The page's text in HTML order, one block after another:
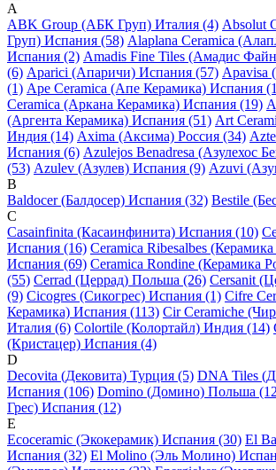
A
ABK Group (АБК Груп) Италия (4) Absolut
Груп) Испания (58) Alaplana Ceramica
Испания (2) Amadis Fine Tiles (Амадис
(6) Aparici (Апаричи) Испания (57) Apavisa
(1) Ape Ceramica (Апе Керамика) Испания
Ceramica (Аркана Керамика) Испания (19)
(Аргента Керамика) Испания (51) Art
Индия (14) Axima (Аксима) Россия (34)
Испания (6) Azulejos Benadresa (Азулехос
(53) Azulev (Азулев) Испания (9) Azuvi
B
Baldocer (Балдосер) Испания (32) Bestile
C
Casainfinita (Касаинфинита) Испания (10)
Испания (16) Ceramica Ribesalbes (Керамика
Испания (69) Ceramica Rondine (Керамика
(55) Cerrad (Церрад) Польша (26) Cersanit
(9) Cicogres (Сикогрес) Испания (1) Cifre
Керамика) Испания (113) Cir Ceramiche
Италия (6) Colortile (Колортайл) Индия (14)
(Кристацер) Испания (4)
D
Decovita (Дековита) Турция (5) DNA Tiles
Испания (106) Domino (Домино) Польша
Грес) Испания (12)
E
Ecoceramic (Экокерамик) Испания (30) El
Испания (32) El Molino (Эль Молино)